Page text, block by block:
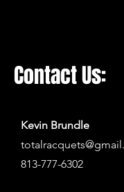
Contact Us:
Kevin Brundle
813-777-6302